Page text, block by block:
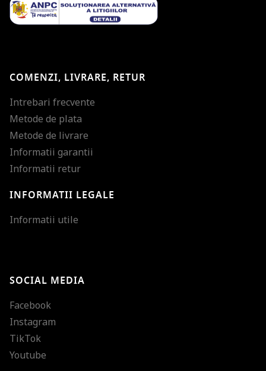
COMENZI, LIVRARE, RETUR
Intrebari frecvente
Metode de plata
Metode de livrare
Informatii garantii
Informatii retur
INFORMATII LEGALE
Informatii utile
SOCIAL MEDIA
Facebook
Instagram
TikTok
Youtube